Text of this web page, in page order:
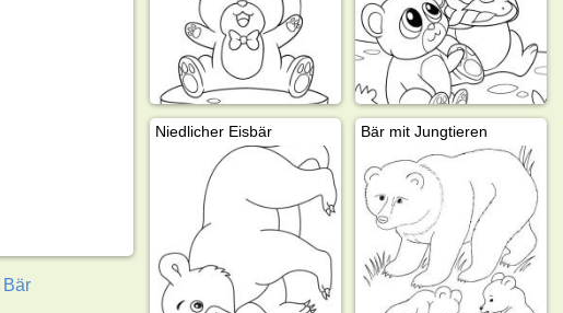
Bär
Niedlicher Eisbär Bär mit Jungtieren